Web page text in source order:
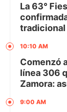
La 63°
tradicional
10:10 AM
Comenzó
línea 306
Zamora:
9:00 AM